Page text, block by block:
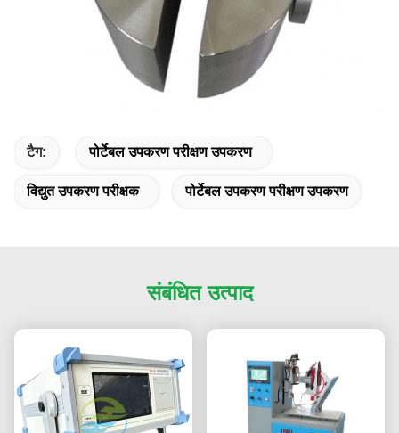
टैग: पोर्टेबल उपकरण परीक्षण उपकरण
विद्युत उपकरण परीक्षक पोर्टेबल उपकरण परीक्षण उपकरण
संबंधित उत्पाद